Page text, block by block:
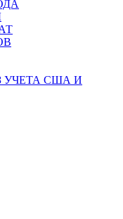
УЧЕТА США И